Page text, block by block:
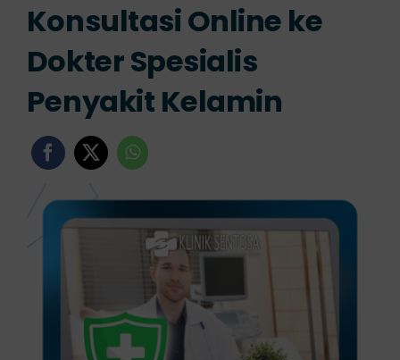
Layanan Kami
Info Klinik
Konsultasi Online ke
Dokter Spesialis
Penyakit Kelamin